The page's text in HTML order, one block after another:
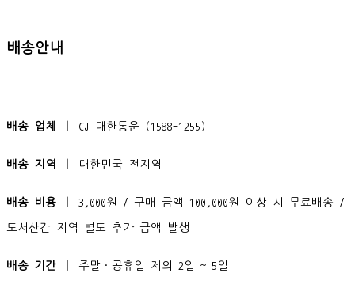
배송안내
배송 업체 ㅣ CJ 대한통운 (1588-1255)
배송 지역 ㅣ 대한민국 전지역
배송 비용 ㅣ 3,000원 / 구매 금액 100,000원 이상 시 무료배송 /
도서산간 지역 별도 추가 금액 발생
배송 기간 ㅣ 주말·공휴일 제외 2일 ~ 5일